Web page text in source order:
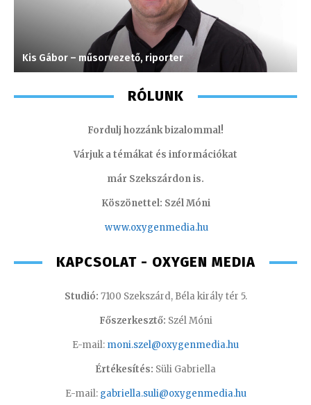
Kis Gábor – műsorvezető, riporter
RÓLUNK
Fordulj hozzánk bizalommal!
Várjuk a témákat és információkat
már Szekszárdon is.
Köszönettel: Szél Móni
www.oxygenmedia.hu
KAPCSOLAT - OXYGEN MEDIA
Studió: 7100 Szekszárd, Béla király tér 5.
Főszerkesztő: Szél Móni
E-mail: moni.szel@oxygenmedia.hu
Értékesítés: Süli Gabriella
E-mail: gabriella.suli@oxygenmedia.hu